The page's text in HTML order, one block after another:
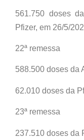
561.750 doses
Pfizer, em 26/5/
22ª remessa
588.500 doses da
62.010 doses da
23ª remessa
237.510 doses da